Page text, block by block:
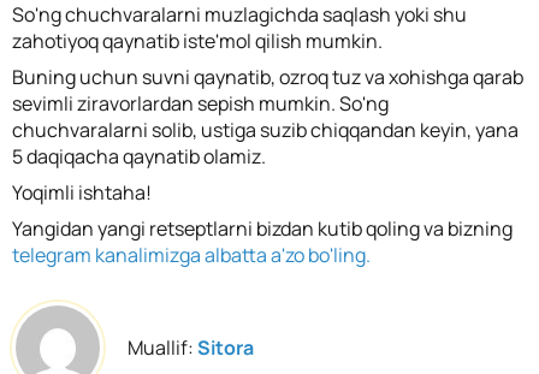
So'ng chuchvaralarni muzlagichda saqlash yoki shu
zahotiyoq qaynatib iste'mol qilish mumkin.
Buning uchun suvni qaynatib, ozroq tuz va xohishga qarab
sevimli ziravorlardan sepish mumkin. So'ng
chuchvaralarni solib, ustiga suzib chiqqandan keyin, yana
5 daqiqacha qaynatib olamiz.
Yoqimli ishtaha!
Yangidan yangi retseptlarni bizdan kutib qoling va bizning
telegram kanalimizga albatta a'zo bo'ling.
Muallif:Sitora